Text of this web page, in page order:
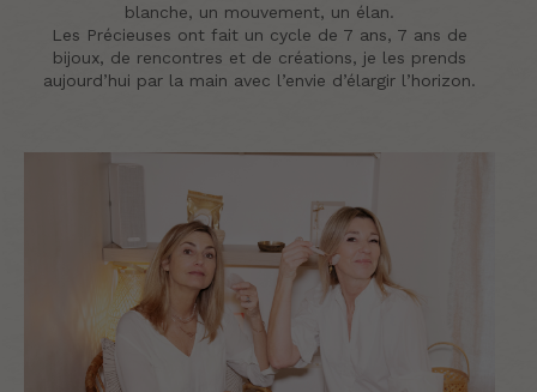
blanche, un mouvement, un élan.
Les Précieuses ont fait un cycle de 7 ans, 7 ans de
bijoux, de rencontres et de créations, je les prends
aujourd’hui par la main avec l’envie d’élargir l’horizon.